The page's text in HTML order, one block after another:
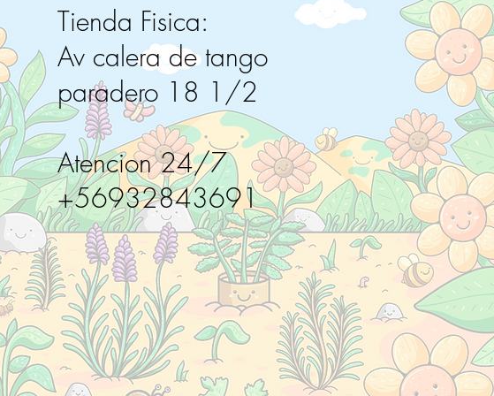
Tienda Fisica:
Av calera de tango
paradero 18 1/2
Atencion 24/7
+56932843691